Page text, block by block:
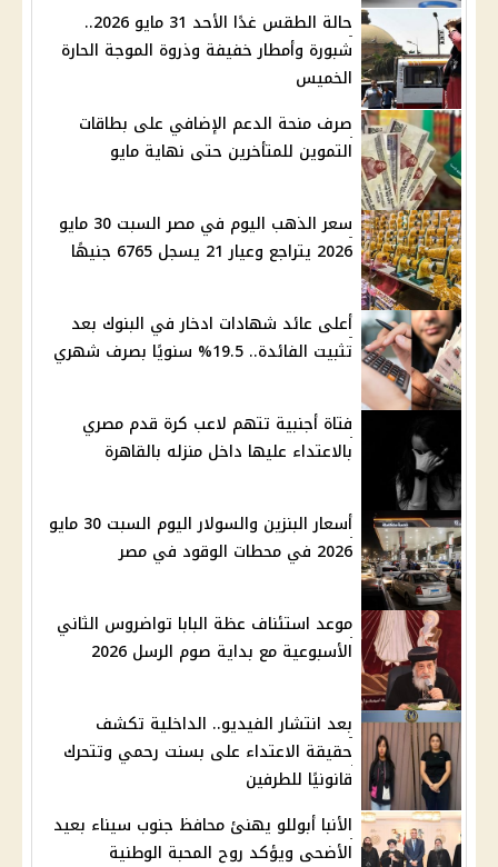
حالة الطقس غدًا الأحد 31 مايو 2026..
شبورة وأمطار خفيفة وذروة الموجة الحارة
الخميس
صرف منحة الدعم الإضافي على بطاقات
التموين للمتأخرين حتى نهاية مايو
سعر الذهب اليوم في مصر السبت 30 مايو
2026 يتراجع وعيار 21 يسجل 6765 جنيهًا
أعلى عائد شهادات ادخار في البنوك بعد
تثبيت الفائدة.. 19.5% سنويًا بصرف شهري
فتاة أجنبية تتهم لاعب كرة قدم مصري
بالاعتداء عليها داخل منزله بالقاهرة
أسعار البنزين والسولار اليوم السبت 30 مايو
2026 في محطات الوقود في مصر
موعد استئناف عظة البابا تواضروس الثاني
الأسبوعية مع بداية صوم الرسل 2026
بعد انتشار الفيديو.. الداخلية تكشف
حقيقة الاعتداء على بسنت رحمي وتتحرك
قانونيًا للطرفين
الأنبا أبوللو يهنئ محافظ جنوب سيناء بعيد
الأضحى ويؤكد روح المحبة الوطنية